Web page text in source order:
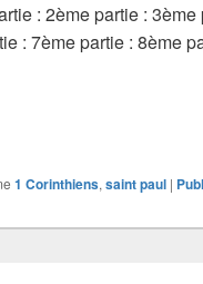
: 2ème partie :
: 7ème partie : 8ème
de 1 Corinthiens 1-2
1 Corinthiens, saint paul |